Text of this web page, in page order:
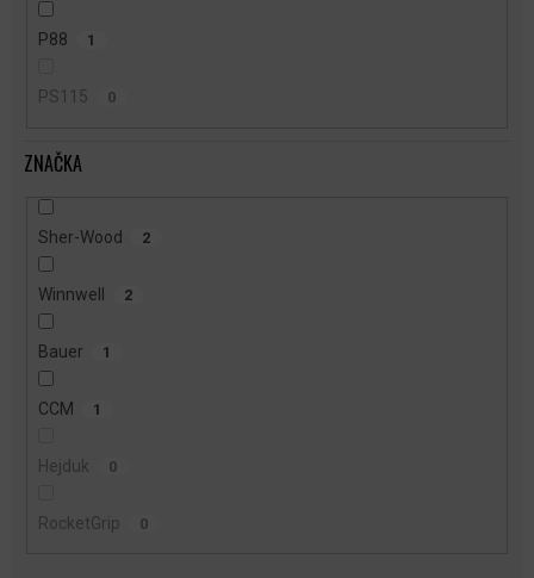
P88 1
PS115 0
ZNAČKA
Sher-Wood 2
Winnwell 2
Bauer 1
CCM 1
Hejduk 0
RocketGrip 0